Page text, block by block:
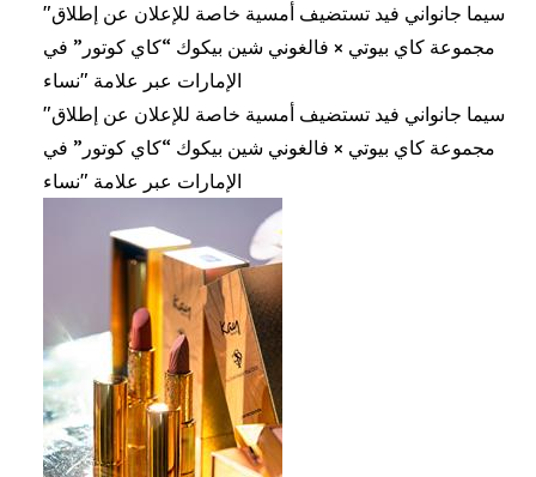
"سيما جانواني فيد تستضيف أمسية خاصة للإعلان عن إطلاق
مجموعة كاي بيوتي × فالغوني شين بيكوك “كاي كوتور” في
الإمارات عبر علامة "نساء
"سيما جانواني فيد تستضيف أمسية خاصة للإعلان عن إطلاق
مجموعة كاي بيوتي × فالغوني شين بيكوك “كاي كوتور” في
الإمارات عبر علامة "نساء